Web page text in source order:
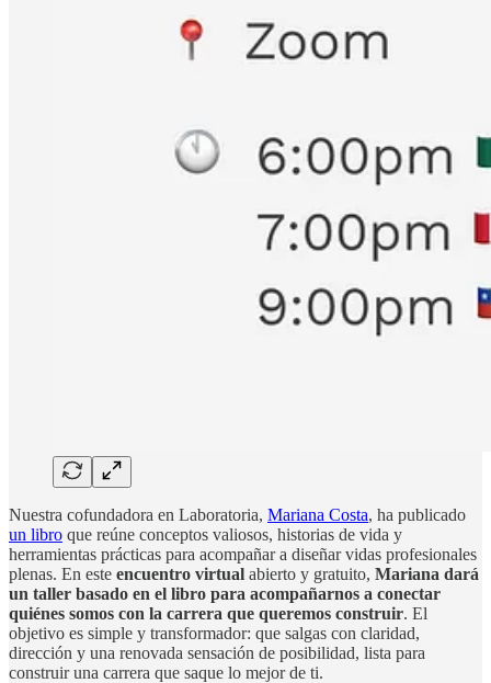
Nuestra cofundadora en Laboratoria, Mariana Costa, ha publicado
un libro que reúne conceptos valiosos, historias de vida y
herramientas prácticas para acompañar a diseñar vidas profesionales
plenas. En este encuentro virtual abierto y gratuito, Mariana dará
un taller basado en el libro para acompañarnos a conectar
quiénes somos con la carrera que queremos construir. El
objetivo es simple y transformador: que salgas con claridad,
dirección y una renovada sensación de posibilidad, lista para
construir una carrera que saque lo mejor de ti.